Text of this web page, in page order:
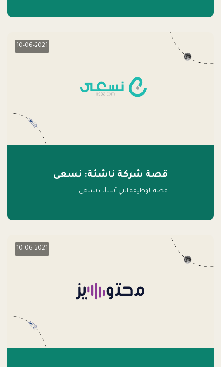
10-06-2021
قصة شركة ناشئة: نسعى
قصة الوظيفة التي أنشأت نسعى
10-06-2021